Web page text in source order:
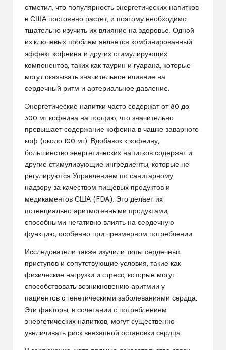
отметил, что популярность энергетических напитков
в США постоянно растет, и поэтому необходимо
тщательно изучить их влияние на здоровье. Одной
из ключевых проблем является комбинированный
эффект кофеина и других стимулирующих
компонентов, таких как таурин и гуарана, которые
могут оказывать значительное влияние на
сердечный ритм и артериальное давление.
Энергетические напитки часто содержат от 80 до
300 мг кофеина на порцию, что значительно
превышает содержание кофеина в чашке заварного
коф (около 100 мг). Вдобавок к кофеину,
большинство энергетических напитков содержат и
другие стимулирующие ингредиенты, которые не
регулируются Управлением по санитарному
надзору за качеством пищевых продуктов и
медикаментов США (FDA). Это делает их
потенциально аритмогенными продуктами,
способными негативно влиять на сердечную
функцию, особенно при чрезмерном потреблении.
Исследователи также изучили типы сердечных
приступов и сопутствующие условия, такие как
физические нагрузки и стресс, которые могут
способствовать возникновению аритмии у
пациентов с генетическими заболеваниями сердца.
Эти факторы, в сочетании с потреблением
энергетических напитков, могут существенно
увеличивать риск внезапной остановки сердца.